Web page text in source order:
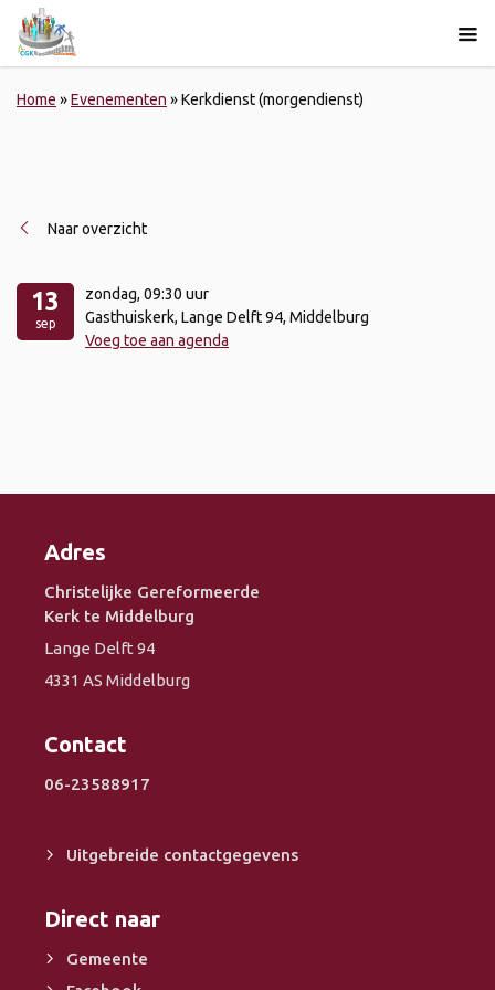
Home »Evenementen »Kerkdienst (morgendienst)
Naar overzicht
13
sep
zondag, 09:30 uur
Gasthuiskerk, Lange Delft 94, Middelburg
Voeg toe aan agenda
Adres
Christelijke Gereformeerde
Kerk te Middelburg
Lange Delft 94
4331 AS Middelburg
Contact
06-23588917
Uitgebreide contactgegevens
Direct naar
Gemeente